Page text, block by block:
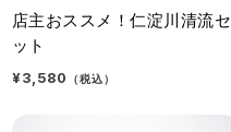
店主おススメ！仁淀川清流セ
ット
¥3,580 （税込）